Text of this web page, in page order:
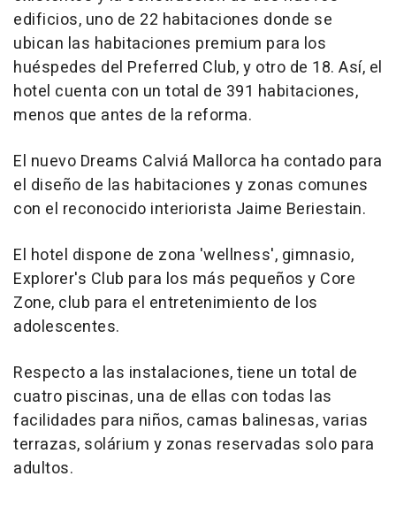
edificios, uno de 22 habitaciones donde se
ubican las habitaciones premium para los
huéspedes del Preferred Club, y otro de 18. Así, el
hotel cuenta con un total de 391 habitaciones,
menos que antes de la reforma.
El nuevo Dreams Calviá Mallorca ha contado para
el diseño de las habitaciones y zonas comunes
con el reconocido interiorista Jaime Beriestain.
El hotel dispone de zona 'wellness', gimnasio,
Explorer's Club para los más pequeños y Core
Zone, club para el entretenimiento de los
adolescentes.
Respecto a las instalaciones, tiene un total de
cuatro piscinas, una de ellas con todas las
facilidades para niños, camas balinesas, varias
terrazas, solárium y zonas reservadas solo para
adultos.